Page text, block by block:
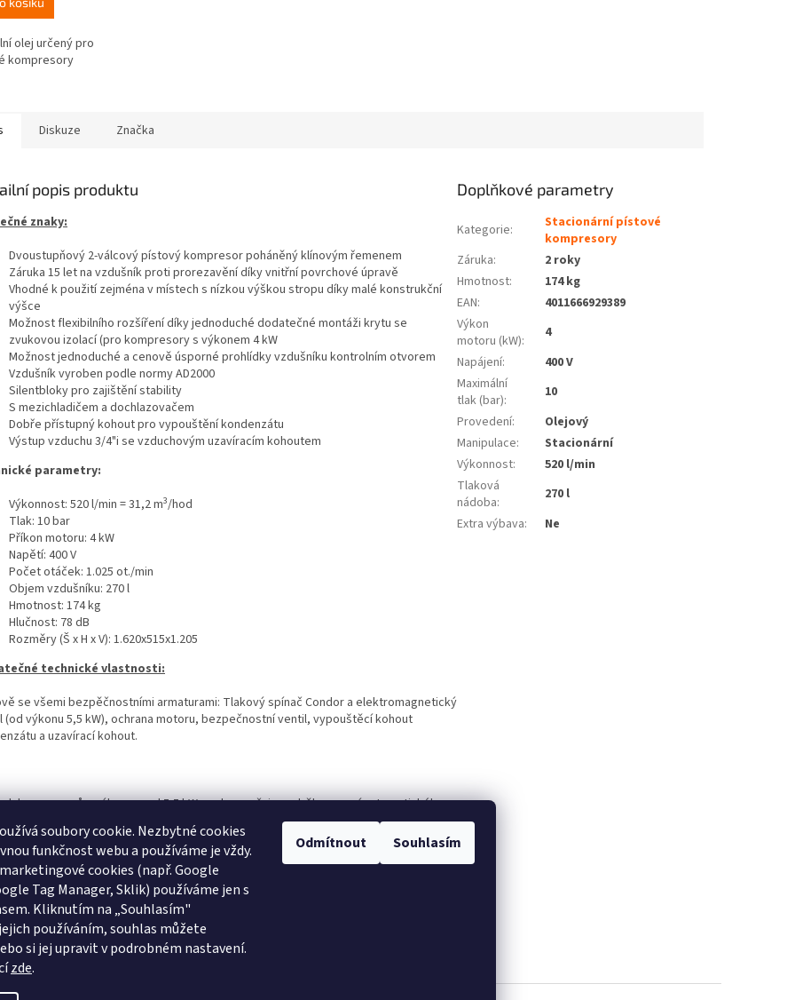
soubory cookie. Nezbytné cookies
funkčnost webu a používáme je vždy.
cookies (např. Google
Tag Manager, Sklik) používáme jen s
Kliknutím na „Souhlasím"
používáním, souhlas můžete
si jej upravit v podrobném nastavení.
zde.
Odmítnout Souhlasím
olej určený pro
kompresory
Diskuze Značka
popis produktu
znaky:
Dvoustupňový 2-válcový pístový kompresor poháněný klínovým řemenem
Záruka 15 let na vzdušník proti prorezavění díky vnitřní povrchové úpravě
Vhodné k použití zejména v místech s nízkou výškou stropu díky malé konstrukční
výšce
Možnost flexibilního rozšíření díky jednoduché dodatečné montáži krytu se
zvukovou izolací (pro kompresory s výkonem 4 kW
Možnost jednoduché a cenově úsporné prohlídky vzdušníku kontrolním otvorem
Vzdušník vyroben podle normy AD2000
Silentbloky pro zajištění stability
S mezichladičem a dochlazovačem
Dobře přístupný kohout pro vypouštění kondenzátu
Výstup vzduchu 3/4"i se vzduchovým uzavíracím kohoutem
parametry:
Výkonnost: 520 l/min = 31,2 m3/hod
Tlak: 10 bar
Příkon motoru: 4 kW
Napětí: 400 V
Počet otáček: 1.025 ot./min
Objem vzdušníku: 270 l
Hmotnost: 174 kg
Hlučnost: 78 dB
Rozměry (Š x H x V): 1.620x515x1.205
technické vlastnosti:
se všemi bezpěčnostními armaturami: Tlakový spínač Condor a elektromagnetický
(od výkonu 5,5 kW), ochrana motoru, bezpečnostní ventil, vypouštěcí kohout
a uzavírací kohout.
kompresorů s výkonem od 5,5 kW se doporučuje rozběh pomocí automatického
hvězda-trojúhelník.
Doplňkové parametry
Kategorie:
Stacionární pístové
kompresory
Záruka:
2 roky
Hmotnost:
174 kg
EAN:
4011666929389
Výkon
motoru (kW):
4
Napájení:
400 V
Maximální
tlak (bar):
10
Provedení:
Olejový
Manipulace:
Stacionární
Výkonnost:
520 l/min
Tlaková
nádoba:
270 l
Extra výbava: Ne
Schneider Airsystems ATMOS BEKO Technologies
Atlas Copco